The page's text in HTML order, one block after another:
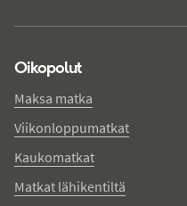
Oikopolut
Maksa matka
Viikonloppumatkat
Kaukomatkat
Matkat lähikentiltä